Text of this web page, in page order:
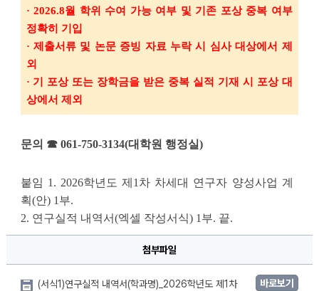
· 2026.8월 학위 수여 가능 여부 및 기존 포상 중복 여부
정확히 기입
· 제출서류 및 논문 증빙 자료 누락 시 심사 대상에서 제
외
· 기 포상 또는 장학금을 받은 중복 실적 기재 시 포상 대
상에서 제외
문의 ☎ 061-750-3134(대학원 행정실)
붙임 1. 2026학년도 제 1차 차세대 연구자 양성사업 계
획(안) 1부.
2. 연구실적 내역서(엑셀 작성서식) 1부. 끝.
첨부파일
(서식1)연구실적 내역서(학과명)_2026학년도 제1차
바로보기